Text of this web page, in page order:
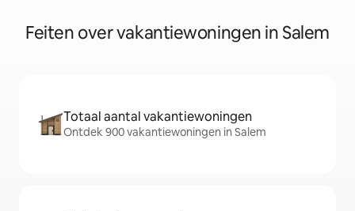
Feiten over vakantiewoningen in Salem
Totaal aantal vakantiewoningen
Ontdek 900 vakantiewoningen in Salem